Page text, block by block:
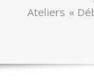
Ateliers «